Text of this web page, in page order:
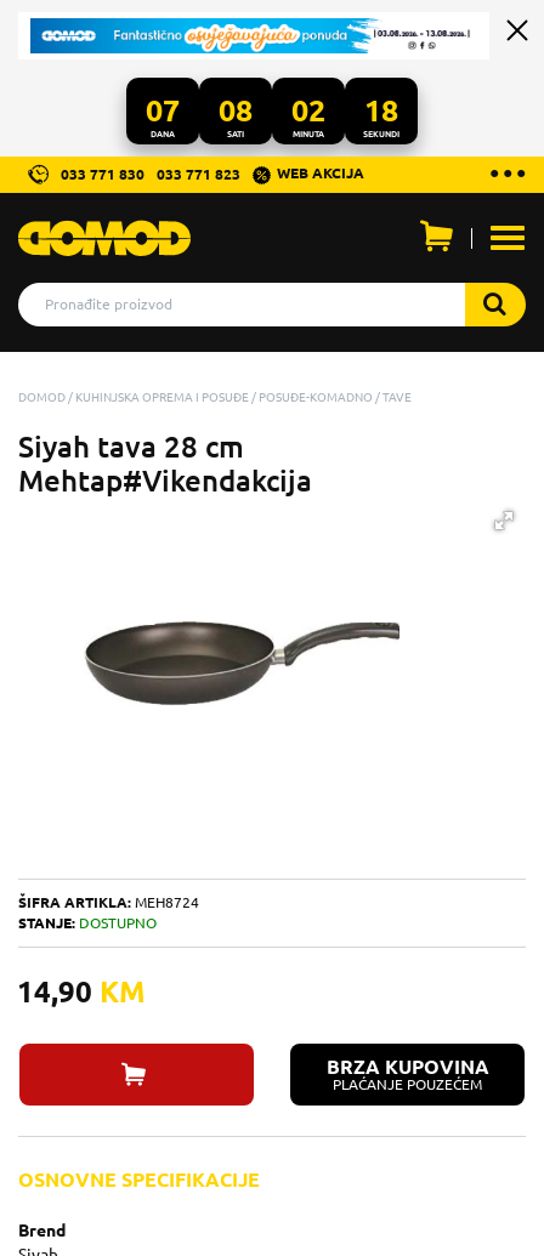
07
DANA
08
SATI
02
MINUTA
18
SEKUNDI
...
● ● ●
033 771 830 033 771 823 WEB AKCIJA
DOMOD KUHINJSKA OPREMA I POSUĐE POSUĐE-KOMADNO TAVE
Siyah tava 28 cm
Mehtap#Vikendakcija
ŠIFRA ARTIKLA: MEH8724
STANJE: DOSTUPNO
14,90 KM
BRZA KUPOVINA
PLAĆANJE POUZEĆEM
OSNOVNE SPECIFIKACIJE
Brend